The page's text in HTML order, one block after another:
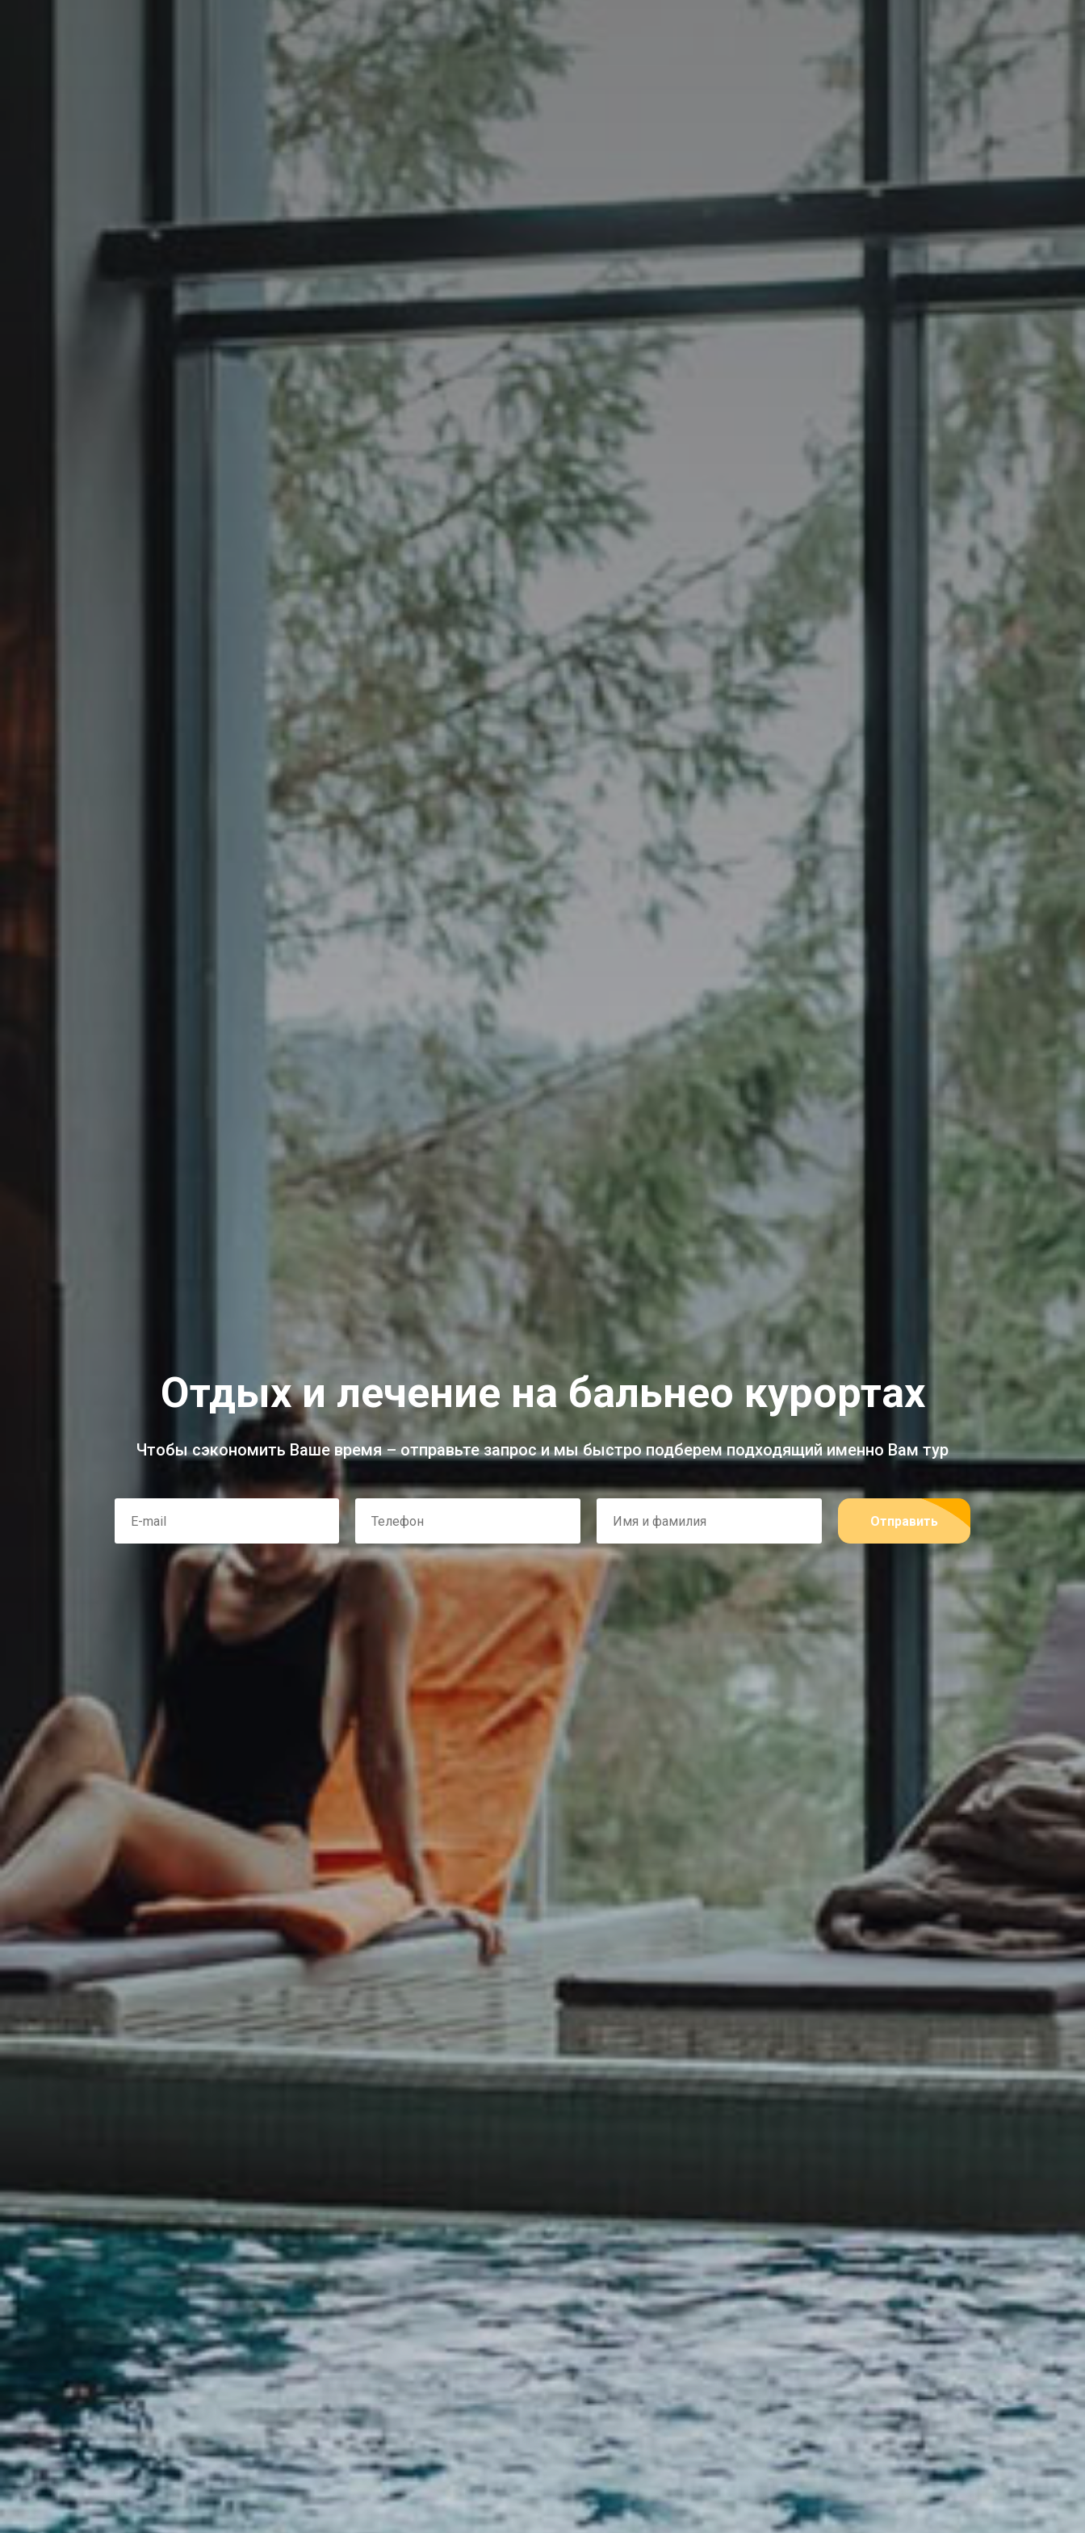
Отдых и лечение на бальнео курортах
Чтобы сэкономить Ваше время – отправьте запрос и мы быстро подберем подходящий именно Вам тур
Отправить